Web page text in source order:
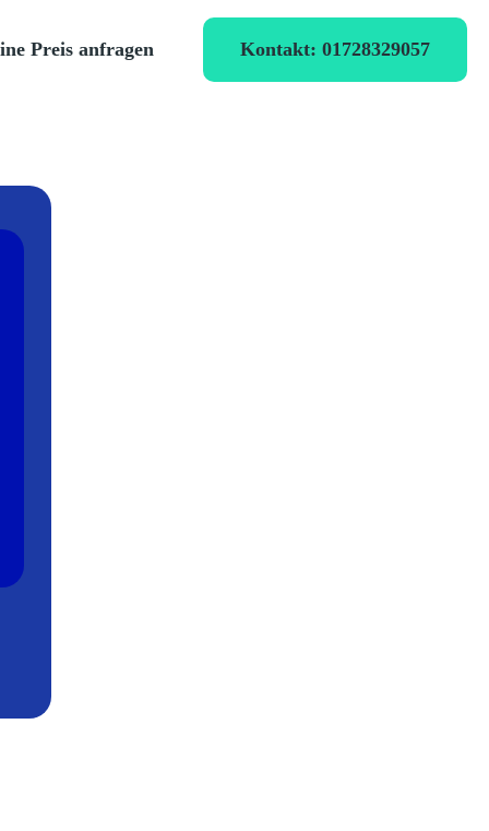
Preis anfragen Kontakt: 01728329057